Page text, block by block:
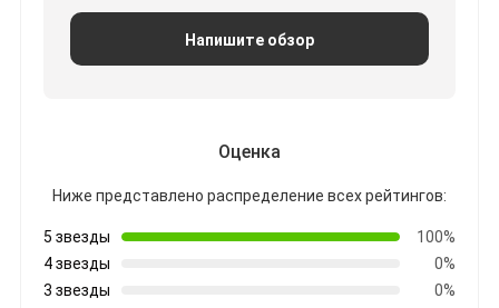
Напишите обзор
Оценка
Ниже представлено распределение всех рейтингов:
5 звезды
100%
4 звезды
0%
3 звезды
0%